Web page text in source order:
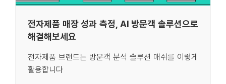
전자제품 매장 성과 측정, AI 방문객 솔루션으로
해결해보세요
전자제품 브랜드는 방문객 분석 솔루션 매쉬를 이렇게
활용합니다